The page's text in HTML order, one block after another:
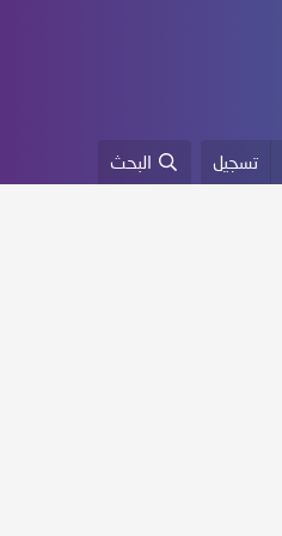
تسجيل البحث